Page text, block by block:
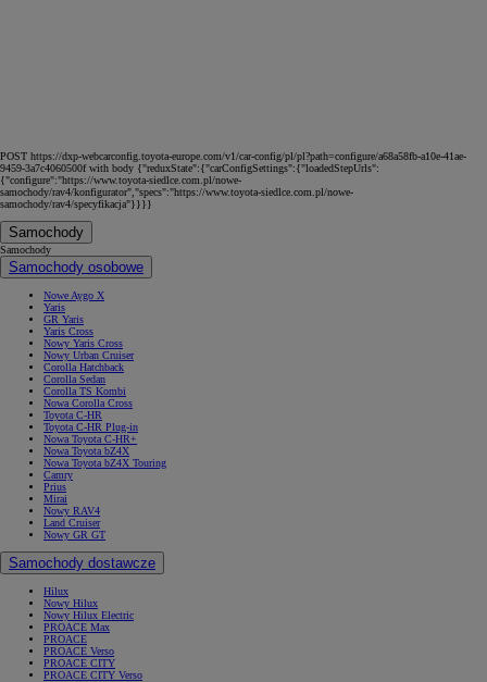
POST https://dxp-webcarconfig.toyota-europe.com/v1/car-config/pl/pl?path=configure/a68a58fb-a10e-41ae-
9459-3a7c4060500f with body {"reduxState":{"carConfigSettings":{"loadedStepUrls":
{"configure":"https://www.toyota-siedlce.com.pl/nowe-
samochody/rav4/konfigurator","specs":"https://www.toyota-siedlce.com.pl/nowe-
samochody/rav4/specyfikacja"}}}}
Samochody
Samochody
Samochody osobowe
Nowe Aygo X
Yaris
GR Yaris
Yaris Cross
Nowy Yaris Cross
Nowy Urban Cruiser
Corolla Hatchback
Corolla Sedan
Corolla TS Kombi
Nowa Corolla Cross
Toyota C-HR
Toyota C-HR Plug-in
Nowa Toyota C-HR+
Nowa Toyota bZ4X
Nowa Toyota bZ4X Touring
Camry
Prius
Mirai
Nowy RAV4
Land Cruiser
Nowy GR GT
Samochody dostawcze
Hilux
Nowy Hilux
Nowy Hilux Electric
PROACE Max
PROACE
PROACE Verso
PROACE CITY
PROACE CITY Verso